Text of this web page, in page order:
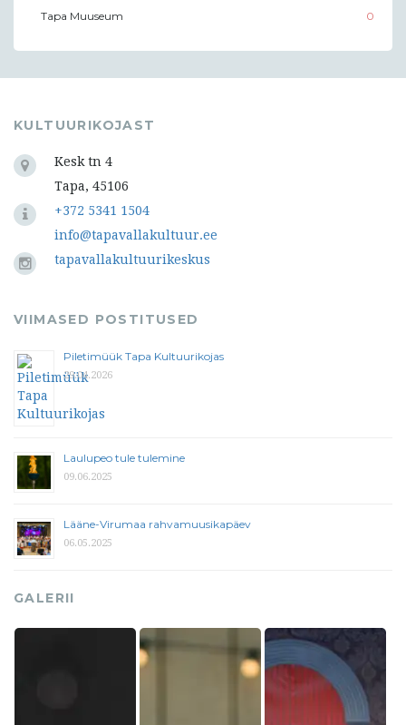
Tapa Muuseum
0
KULTUURIKOJAST
Kesk tn 4
Tapa, 45106
+372 5341 1504
info@tapavallakultuur.ee
tapavallakultuurikeskus
VIIMASED POSTITUSED
Piletimüük Tapa Kultuurikojas
29.04.2026
Laulupeo tule tulemine
09.06.2025
Lääne-Virumaa rahvamuusikapäev
06.05.2025
GALERII